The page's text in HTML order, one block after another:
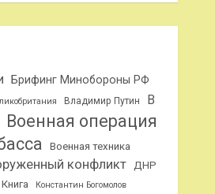
Брифинг Минобороны РФ
Владимир Путин
В
Военная операция
Военная техника
конфликт ДНР
Книга Константин Богомолов